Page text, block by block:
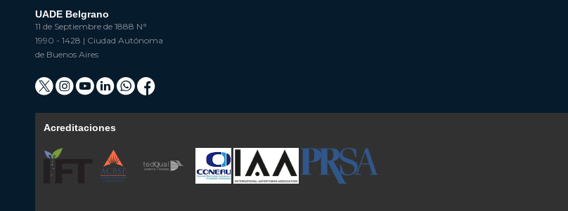
UADE Belgrano
11 de Septiembre de 1888 N°
1990 - 1428 | Ciudad Autónoma
de Buenos Aires
Acreditaciones